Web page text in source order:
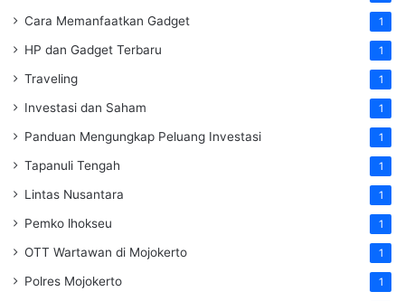
Cara Memanfaatkan Gadget 1
HP dan Gadget Terbaru 1
Traveling 1
Investasi dan Saham 1
Panduan Mengungkap Peluang Investasi 1
Tapanuli Tengah 1
Lintas Nusantara 1
Pemko lhokseu 1
OTT Wartawan di Mojokerto 1
Polres Mojokerto 1